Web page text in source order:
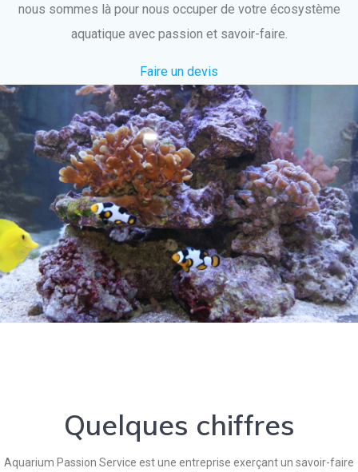
nous sommes là pour nous occuper de votre écosystème
aquatique avec passion et savoir-faire.
Faire un devis
Quelques chiffres
Aquarium Passion Service est une entreprise exerçant un savoir-faire